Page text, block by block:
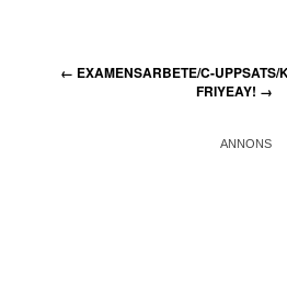
← EXAMENSARBETE/C-UPPSATS/
FRIYEAY! →